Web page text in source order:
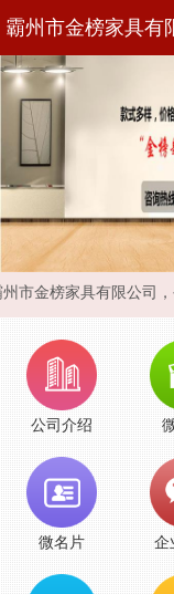
霸州市金榜家具有
市金榜家具有限公司，
公司介绍
微名片 企